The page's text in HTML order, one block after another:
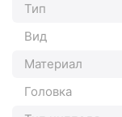
Тип
Вид
Материал
Головка